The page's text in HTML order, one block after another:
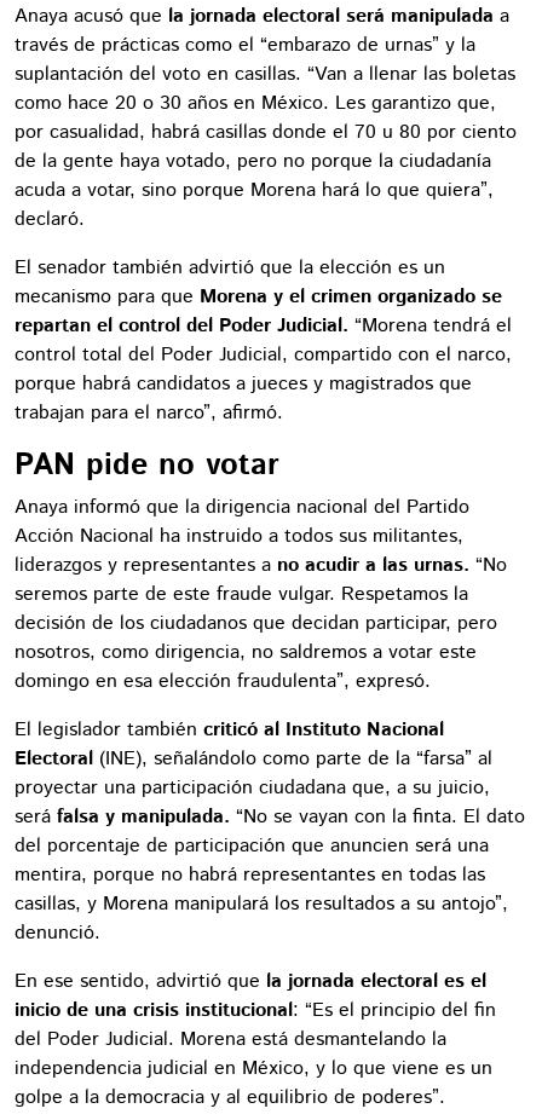
Anaya acusó que la jornada electoral será manipulada a
través de prácticas como el “embarazo de urnas” y la
suplantación del voto en casillas. “Van a llenar las boletas
como hace 20 o 30 años en México. Les garantizo que,
por casualidad, habrá casillas donde el 70 u 80 por ciento
de la gente haya votado, pero no porque la ciudadanía
acuda a votar, sino porque Morena hará lo que quiera”,
declaró.
El senador también advirtió que la elección es un
mecanismo para que Morena y el crimen organizado se
repartan el control del Poder Judicial. “Morena tendrá el
control total del Poder Judicial, compartido con el narco,
porque habrá candidatos a jueces y magistrados que
trabajan para el narco”, afirmó.
PAN pide no votar
Anaya informó que la dirigencia nacional del Partido
Acción Nacional ha instruido a todos sus militantes,
liderazgos y representantes a no acudir a las urnas. “No
seremos parte de este fraude vulgar. Respetamos la
decisión de los ciudadanos que decidan participar, pero
nosotros, como dirigencia, no saldremos a votar este
domingo en esa elección fraudulenta”, expresó.
El legislador también criticó al Instituto Nacional
Electoral (INE), señalándolo como parte de la “farsa” al
proyectar una participación ciudadana que, a su juicio,
será falsa y manipulada. “No se vayan con la finta. El dato
del porcentaje de participación que anuncien será una
mentira, porque no habrá representantes en todas las
casillas, y Morena manipulará los resultados a su antojo”,
denunció.
En ese sentido, advirtió que la jornada electoral es el
inicio de una crisis institucional: “Es el principio del fin
del Poder Judicial. Morena está desmantelando la
independencia judicial en México, y lo que viene es un
golpe a la democracia y al equilibrio de poderes”.